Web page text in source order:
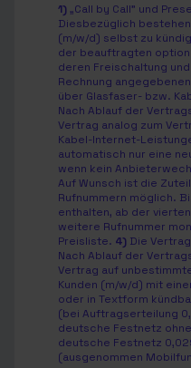
1) „Call by Call” und
Diesbezüglich
(m/w/d) selbst zu
der beauftragten
deren Freischaltung
Rechnung
über Glasfaser- bzw.
Nach Ablauf der
Vertrag analog zum
Kabel-Internet-
automatisch nur eine
wenn kein
Auf Wunsch ist die
Rufnummern möglich.
enthalten, ab der
weitere Rufnummer
Preisliste. 4) Die
Nach Ablauf der
Vertrag auf
Kunden (m/w/d) mit
oder in Textform
(bei Auftragserteilung
deutsche Festnetz
deutsche Festnetz
(ausgenommen